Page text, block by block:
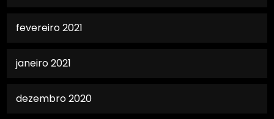
fevereiro 2021
janeiro 2021
dezembro 2020